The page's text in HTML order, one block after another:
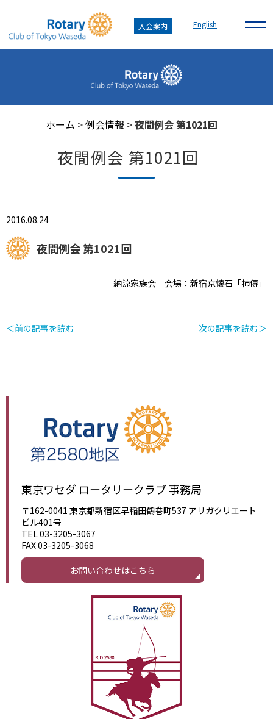
入会案内 English
ホーム >例会情報 >夜間例会 第1021回
夜間例会 第1021回
2016.08.24
夜間例会 第1021回
納涼家族会 会場：新宿京懐石「柿傳」
＜前の記事を読む 次の記事を読む＞
東京ワセダ ロータリークラブ 事務局
〒162-0041 東京都新宿区早稲田鶴巻町537 アリガクリエート
ビル401号
TEL 03-3205-3067
FAX 03-3205-3068
お問い合わせはこちら